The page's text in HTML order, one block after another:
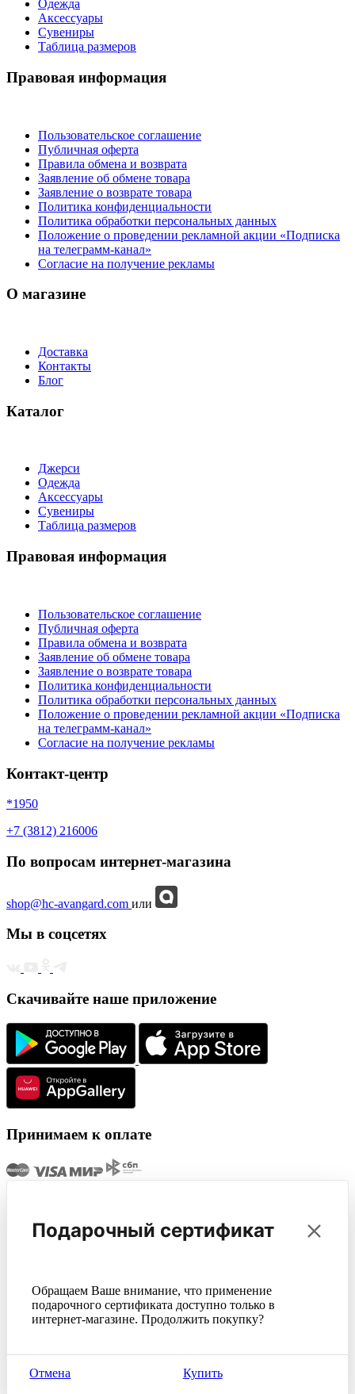
Одежда
Аксессуары
Сувениры
Таблица размеров
Правовая информация
Пользовательское соглашение
Публичная оферта
Правила обмена и возврата
Заявление об обмене товара
Заявление о возврате товара
Политика конфиденциальности
Политика обработки персональных данных
Положение о проведении рекламной акции «Подписка
на телеграмм-канал»
Согласие на получение рекламы
О магазине
Доставка
Контакты
Блог
Каталог
Джерси
Одежда
Аксессуары
Сувениры
Таблица размеров
Правовая информация
Пользовательское соглашение
Публичная оферта
Правила обмена и возврата
Заявление об обмене товара
Заявление о возврате товара
Политика конфиденциальности
Политика обработки персональных данных
Положение о проведении рекламной акции «Подписка
на телеграмм-канал»
Согласие на получение рекламы
Контакт-центр
*1950
+7 (3812) 216006
По вопросам интернет-магазина
shop@hc-avangard.com или
Мы в соцсетях
Скачивайте наше приложение
Принимаем к оплате
Подарочный сертификат
Обращаем Ваше внимание, что применение
подарочного сертификата доступно только в
интернет-магазине. Продолжить покупку?
Отмена Купить